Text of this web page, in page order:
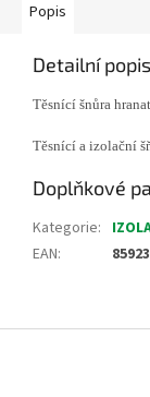
Popis
Detailní
Těsnící šnůra
Těsnící a izolační
Doplňkové
Kategorie:
EAN: